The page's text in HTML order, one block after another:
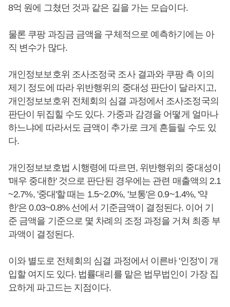
8억 원에 그쳤던 것과 같은 길을 가는 모습이다.
물론 쿠팡 과징금 금액을 구체적으로 예측하기에는 아
직 변수가 많다.
개인정보보호위 조사조정국 조사 결과와 쿠팡 측 이의
제기 정도에 따라 위반행위의 중대성 판단이 달라지고,
개인정보보호위 전체회의 심결 과정에서 조사조정국의
판단이 뒤집힐 수도 있다. 가중과 감경을 어떻게 얼마나
하느냐에 따라서도 금액이 추가로 크게 흔들릴 수도 있
다.
개인정보보호법 시행령에 따르면, 위반행위의 중대성이
'매우 중대한' 것으로 판단된 경우에는 관련 매출액의 2.1
~2.7%, '중대'할 때는 1.5~2.0%, '보통'은 0.9~1.4%, '약
한'은 0.03~0.8% 선에서 기준금액이 결정된다. 이어 기
준 금액을 기준으로 몇 차례의 조정 과정을 거쳐 최종 부
과액이 결정된다.
이와 별도로 전체회의 심결 과정에서 이른바 '인정'이 개
입할 여지도 있다. 법률대리를 맡은 법무법인이 가장 집
요하게 파고드는 지점이다.